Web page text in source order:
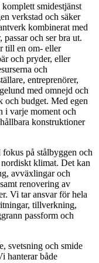
smidestjänst
verkstad och säker
kombinerat med
och ser bra ut.
till en om- eller
och pryder, eller
och
entreprenörer,
med omnejd och
och budget. Med egen
i varje moment och
konstruktioner
på stålbyggen och
klimat. Det kan
avväxlingar och
renovering av
Vi tar ansvar för hela
tillverkning,
passform och
svetsning och smide
hanterar både